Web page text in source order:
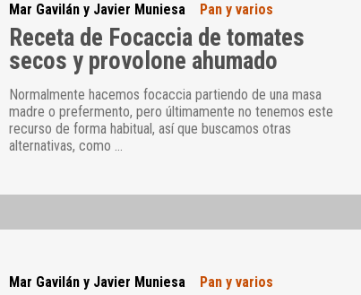
Mar Gavilán y Javier Muniesa Pan y varios
Receta de Focaccia de tomates
secos y provolone ahumado
Normalmente hacemos focaccia partiendo de una masa
madre o prefermento, pero últimamente no tenemos este
recurso de forma habitual, así que buscamos otras
alternativas, como
Mar Gavilán y Javier Muniesa Pan y varios